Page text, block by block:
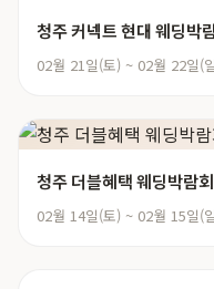
청주 커넥트 현대 웨딩박
02월 21일(토) ~ 02월 22일(
청주 더블혜택 웨딩박람회
02월 14일(토) ~ 02월 15일(